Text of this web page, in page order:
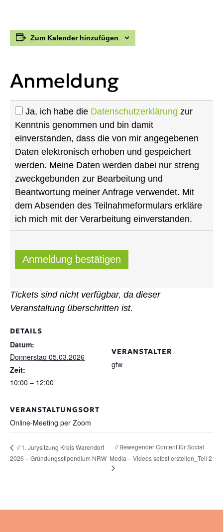
Zum Kalender hinzufügen
DETAILS
Datum:
Donnerstag 05.03.2026
Zeit:
10:00 – 12:00
VERANSTALTER
gfw
VERANSTALTUNGSORT
Online-Meeting per Zoom
Anmeldung
Ja, ich habe die Datenschutzerklärung zur
Kenntnis genommen und bin damit
einverstanden, dass die von mir angegebenen
Daten elektronisch erhoben und gespeichert
werden. Meine Daten werden dabei nur streng
zweckgebunden zur Bearbeitung und
Beantwortung meiner Anfrage verwendet. Mit
dem Absenden des Teilnahmeformulars erkläre
ich mich mit der Verarbeitung einverstanden.
Anmeldung bestätigen
Tickets sind nicht verfügbar, da dieser
Veranstaltung überschritten ist.
// 1. Jurysitzung Kreis Warendorf
2026 – Gründungsstipendium NRW
// Bewegender Content für Social
Media – Videos selbst erstellen_Teil 2